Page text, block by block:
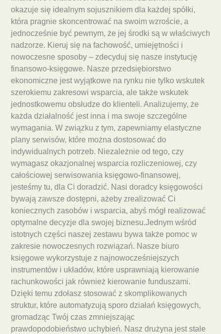
okazuje się idealnym sojusznikiem dla każdej spółki,
która pragnie skoncentrować na swoim wzroście, a
jednocześnie być pewnym, że jej środki są w właściwych
nadzorze. Kieruj się na fachowość, umiejętności i
nowoczesne sposoby – zdecyduj się nasze instytucję
finansowo-księgowe. Nasze przedsiębiorstwo
ekonomiczne jest wyjątkowe na rynku nie tylko wskutek
szerokiemu zakresowi wsparcia, ale także wskutek
jednostkowemu obsłudze do klienteli. Analizujemy, że
każda działalność jest inna i ma swoje szczególne
wymagania. W związku z tym, zapewniamy elastyczne
plany serwisów, które można dostosować do
indywidualnych potrzeb. Niezależnie od tego, czy
wymagasz okazjonalnej wsparcia rozliczeniowej, czy
całościowej serwisowania księgowo-finansowej,
jesteśmy tu, dla Ci doradzić. Nasi doradcy księgowości
bywają zawsze dostępni, ażeby zrealizować Ci
koniecznych zasobów i wsparcia, abyś mógł realizować
optymalne decyzje dla swojej biznesu.Jednym wśród
istotnych części naszej zestawu bywa także pomoc w
zakresie nowoczesnych rozwiązań. Nasze biuro
księgowe wykorzystuje z najnowocześniejszych
instrumentów i układów, które usprawniają kierowanie
rachunkowości jak również kierowanie funduszami.
Dzięki temu zdołasz stosować z skomplikowanych
struktur, które automatyzują sporo działań księgowych,
gromadząc Twój czas zmniejszając
prawdopodobieństwo uchybień. Nasz drużyna jest stale